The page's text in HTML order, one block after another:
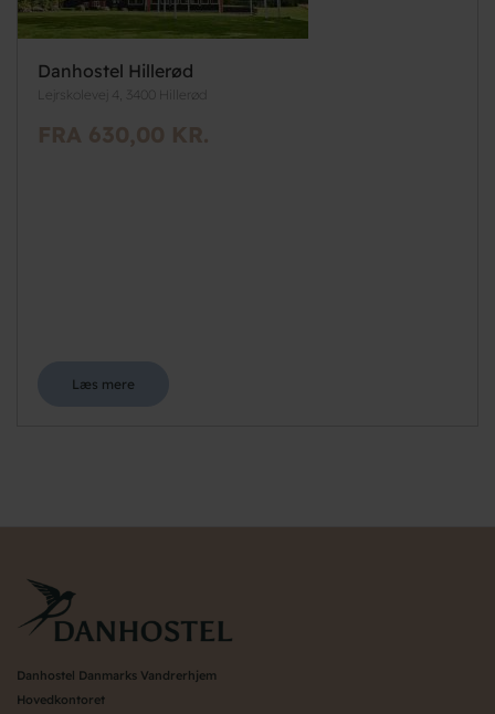
Danhostel Hillerød
Lejrskolevej 4, 3400 Hillerød
FRA 630,00 KR.
Læs mere
Danhostel Danmarks Vandrerhjem
Hovedkontoret